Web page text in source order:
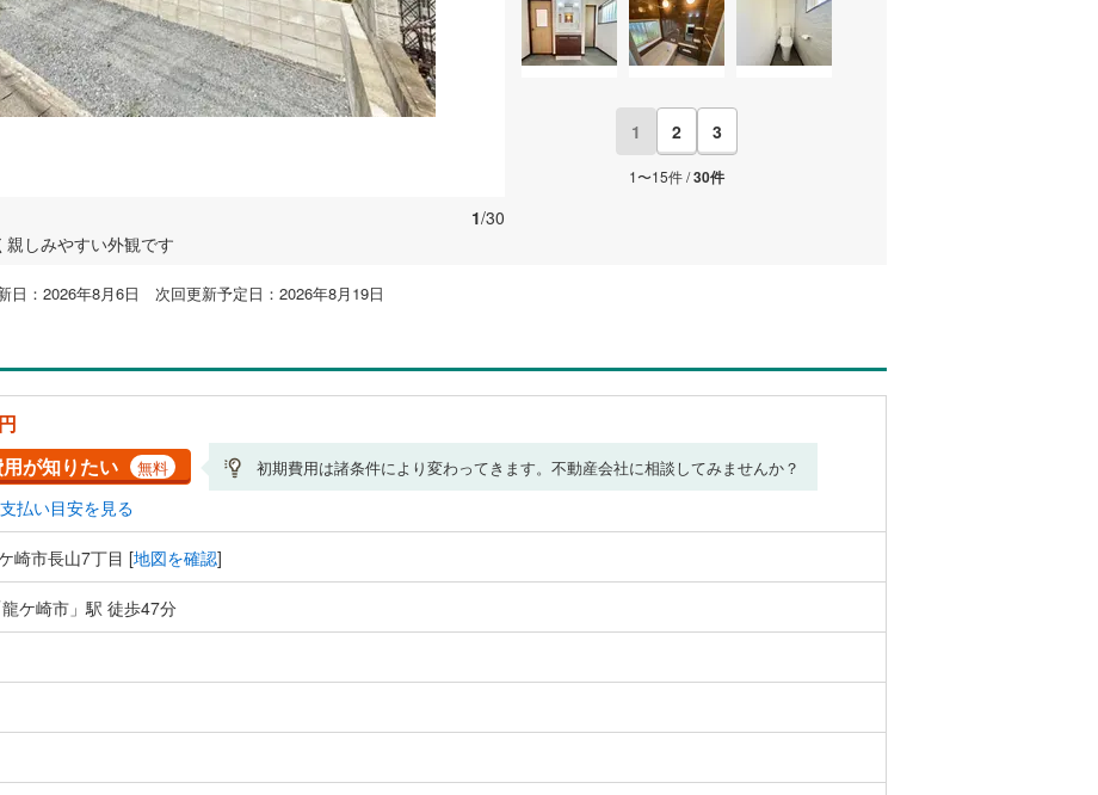
1/30
しみやすい外観です
1 2 3
1〜15件 /30件
：2026年8月6日 次回更新予定日：2026年8月19日
が知りたい
無料 初期費用は諸条件により変わってきます。不動産会社に相談してみませんか？
払い目安を見る
崎市長山7丁目 [地図を確認]
ケ崎市」駅 徒歩47分